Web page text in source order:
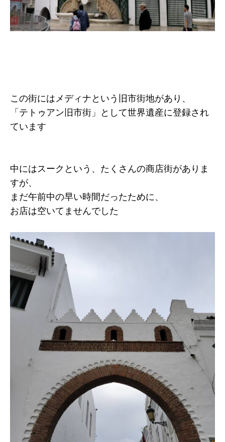
この街にはメディナという旧市街地があり、
「テトゥアン旧市街」として世界遺産に登録され
ています
中にはスークという、たくさんの商店街がありま
すが、
まだ午前中の早い時間だったために、
お店は空いてませんでした